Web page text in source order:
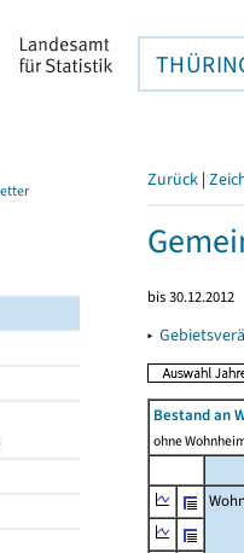
Zurück |
bis 30.12.2012
▸
Bestand an
ohne